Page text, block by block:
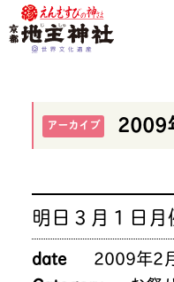
アーカイブ 2009
明日３月１日
date
2009年2